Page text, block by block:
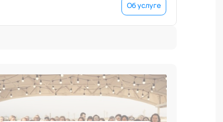
Об услуге